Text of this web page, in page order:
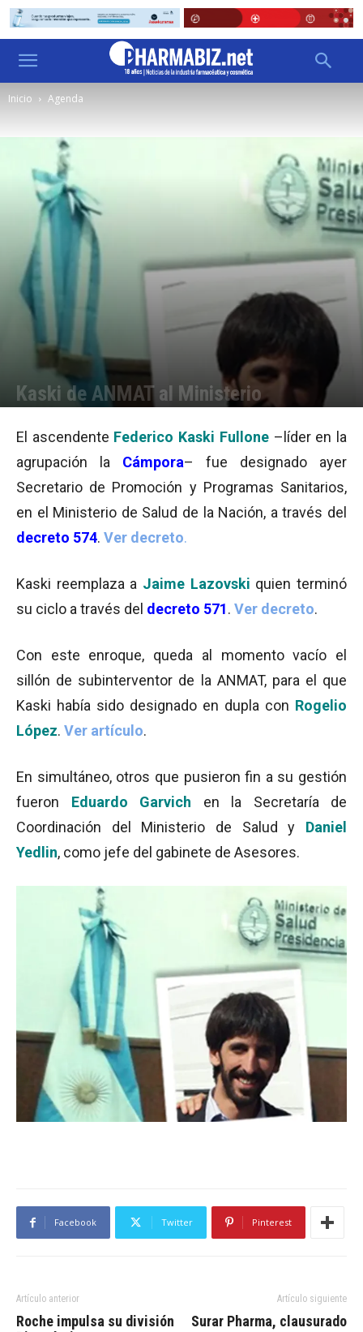
Inicio Agenda
Kaski de ANMAT al Ministerio
El ascendente Federico Kaski Fullone–líder en la
agrupación la Cámpora– fue designado ayer
Secretario de Promoción y Programas Sanitarios,
en el Ministerio de Salud de la Nación, a través del
decreto 574. Ver decreto.
Kaski reemplaza a Jaime Lazovski quien terminó
su ciclo a través del decreto 571. Ver decreto.
Con este enroque, queda al momento vacío el
sillón de subinterventor de la ANMAT, para el que
Kaski había sido designado en dupla con Rogelio
López. Ver artículo.
En simultáneo, otros que pusieron fin a su gestión
fueron Eduardo Garvich en la Secretaría de
Coordinación del Ministerio de Salud y Daniel
Yedlin, como jefe del gabinete de Asesores.
Facebook Twitter Pinterest
Artículo anterior
Roche impulsa su división
Artículo siguiente
Surar Pharma, clausurado